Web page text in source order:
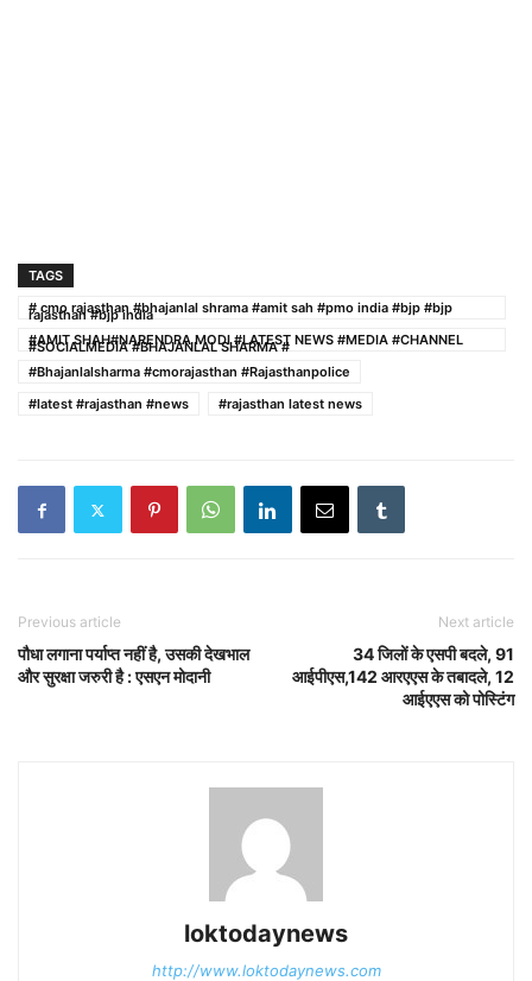
TAGS
# cmo rajasthan #bhajanlal shrama #amit sah #pmo india #bjp #bjp
rajasthan #bjp india
#AMIT SHAH#NARENDRA MODI #LATEST NEWS #MEDIA #CHANNEL
#SOCIALMEDIA #BHAJANLAL SHARMA #
#Bhajanlalsharma #cmorajasthan #Rajasthanpolice
#latest #rajasthan #news
#rajasthan latest news
Previous article
पौधा लगाना पर्याप्त नहीं है, उसकी देखभाल
और सुरक्षा जरुरी है : एसएन मोदानी
Next article
34 जिलों के एसपी बदले, 91
आईपीएस,142 आरएएस के तबादले, 12
आईएएस को पोस्टिंग
loktodaynews
http://www.loktodaynews.com